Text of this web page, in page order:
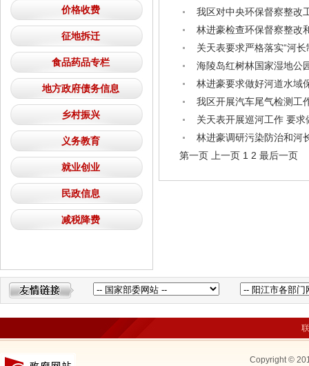
价格收费
征地拆迁
食品药品专栏
地方政府债务信息
乡村振兴
义务教育
就业创业
民政信息
减税降费
我区对中央环保督察整改
林进豪检查环保督察整改
关天表要求严格落实“河
海陵岛红树林国家湿地公
林进豪要求做好河道水域
我区开展汽车尾气检测工
关天表开展巡河工作 要
林进豪调研污染防治和河
第一页
上一页 1 2 最后一页
Copyright ©